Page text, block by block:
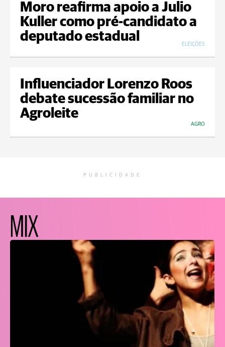
Moro reafirma apoio a Julio
Kuller como pré-candidato a
deputado estadual
ELEIÇÕES
Influenciador Lorenzo Roos
debate sucessão familiar no
Agroleite
AGRO
PUBLICIDADE
MIX